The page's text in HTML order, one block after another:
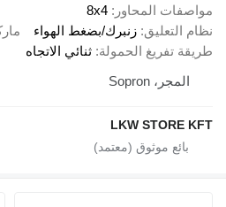
المحاور 8x4
زنبرك/بضغط الهواء ماركة الجسم
الحمولة ثنائي الاتجاه
LKW